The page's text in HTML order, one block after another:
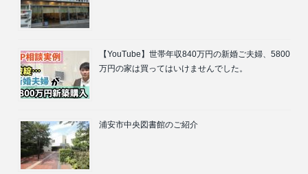
【YouTube】世帯年収840万円の新婚ご夫婦、5800
万円の家は買ってはいけませんでした。
浦安市中央図書館のご紹介